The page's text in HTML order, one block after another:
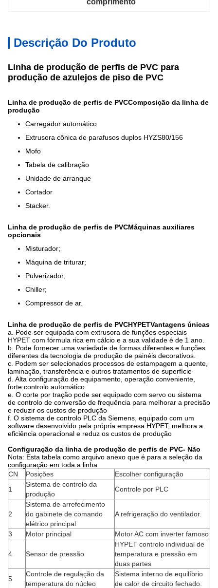
comprimento
Descrição Do Produto
Linha de produção de perfis de PVC para
produção de azulejos de piso de PVC
Linha de produção de perfis de PVCComposição da linha de
produção
Carregador automático
Extrusora cônica de parafusos duplos HYZS80/156
Mofo
Tabela de calibração
Unidade de arranque
Cortador
Stacker.
Linha de produção de perfis de PVCMáquinas auxiliares
opcionais
Misturador;
Máquina de triturar;
Pulverizador;
Chiller;
Compressor de ar.
Linha de produção de perfis de PVCHYPETVantagens únicas
a. Pode ser equipada com extrusora de funções especiais
HYPET com fórmula rica em cálcio e a sua validade é de 1 ano.
b. Pode fornecer uma variedade de formas diferentes e funções
diferentes da tecnologia de produção de painéis decorativos.
c. Podem ser selecionados processos de estampagem a quente,
laminação, transferência e outros tratamentos de superfície
d. Alta configuração de equipamento, operação conveniente,
forte controlo automático
e. O corte por tração pode ser equipado com servo ou sistema
de controlo de conversão de frequência para melhorar a precisão
e reduzir os custos de produção
f. O sistema de controlo PLC da Siemens, equipado com um
software desenvolvido pela própria empresa HYPET, melhora a
eficiência operacional e reduz os custos de produção
Configuração da linha de produção de perfis de PVC- Não
Nota: Esta tabela como arquivo anexo que é para a seleção da
configuração em toda a linha
CN
Posições
Escolher configuração
1
Sistema de controlo da
produção
Controle por PLC
2
Sistema de arrefecimento
do gabinete de comando
elétrico principal
A refrigeração do ventilador.
3 Motor principal Motor AC com inverter famoso
4 Sensor de pressão
HYPET controlo individual de
temperatura e pressão em
duas partes
5
Controle de regulação da
temperatura do núcleo
Sistema interno de equilíbrio
de calor de circuito fechado.